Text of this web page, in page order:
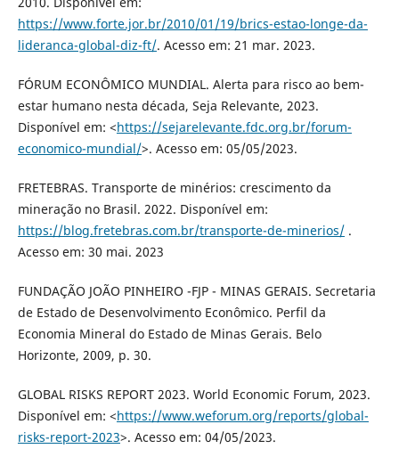
https://www.forte.jor.br/2010/01/19/brics-estao-longe-da-
lideranca-global-diz-ft/. Acesso em: 21 mar. 2023.
FÓRUM ECONÔMICO MUNDIAL. Alerta para risco ao bem-
estar humano nesta década, Seja Relevante, 2023.
Disponível em: <https://sejarelevante.fdc.org.br/forum-
economico-mundial/>. Acesso em: 05/05/2023.
FRETEBRAS. Transporte de minérios: crescimento da
mineração no Brasil. 2022. Disponível em:
https://blog.fretebras.com.br/transporte-de-minerios/.
Acesso em: 30 mai. 2023
FUNDAÇÃO JOÃO PINHEIRO -FJP - MINAS GERAIS. Secretaria
de Estado de Desenvolvimento Econômico. Perfil da
Economia Mineral do Estado de Minas Gerais. Belo
Horizonte, 2009, p. 30.
GLOBAL RISKS REPORT 2023. World Economic Forum, 2023.
Disponível em: <https://www.weforum.org/reports/global-
risks-report-2023>. Acesso em: 04/05/2023.